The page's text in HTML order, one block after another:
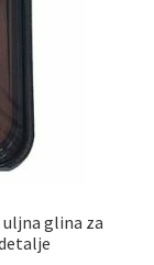
uljna glina za